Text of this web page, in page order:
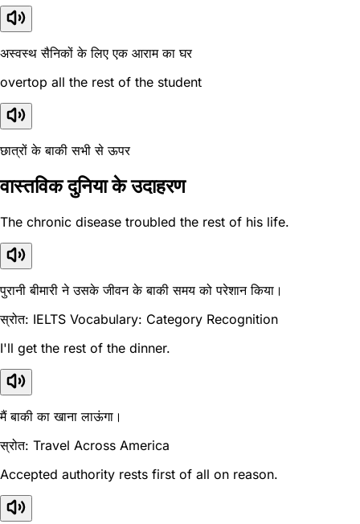
अस्वस्थ सैनिकों के लिए एक आराम का घर
overtop all the rest of the student
छात्रों के बाकी सभी से ऊपर
वास्तविक दुनिया के उदाहरण
The chronic disease troubled the rest of his life.
पुरानी बीमारी ने उसके जीवन के बाकी समय को परेशान किया।
स्रोत: IELTS Vocabulary: Category Recognition
I'll get the rest of the dinner.
मैं बाकी का खाना लाऊंगा।
स्रोत: Travel Across America
Accepted authority rests first of all on reason.